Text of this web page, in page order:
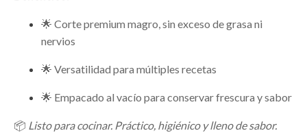
🌟 Corte premium magro, sin exceso de grasa ni
nervios
🌟 Versatilidad para múltiples recetas
🌟 Empacado al vacío para conservar frescura y sabor
📦 Listo para cocinar. Práctico, higiénico y lleno de sabor.